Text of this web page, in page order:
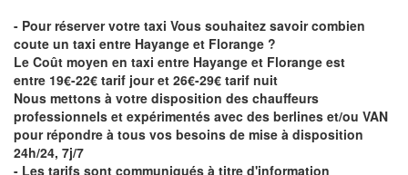
- Pour réserver votre taxi Vous souhaitez savoircombien
coute un taxi entre Hayange et Florange ?
Le Coût moyen en taxi entre Hayange et Florange est
entre 19€-22€ tarif jour et 26€-29€ tarif nuit
Nous mettons à votre disposition des chauffeurs
professionnels et expérimentés avec des berlines et/ou VAN
pour répondre à tous vos besoins de mise à disposition
24h/24, 7j/7
- Les tarifs sont communiqués à titre d'information